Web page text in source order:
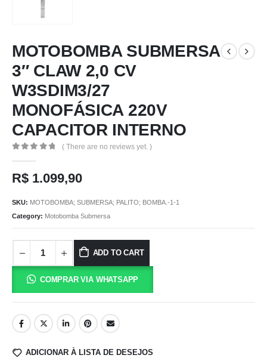
MOTOBOMBA SUBMERSA
3″ CLAW 2,0 CV
W3SDIM3/27
MONOFÁSICA 220V
CAPACITOR INTERNO
( There are no reviews yet. )
R$ 1.099,90
SKU: MOTOBOMBA; SUBMERSA; PALITO; BOMBA.-1-1
Category: Motobomba Submersa
ADD TO CART
COMPRAR VIA WHATSAPP
ADICIONAR À LISTA DE DESEJOS